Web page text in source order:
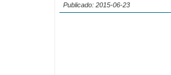
Publicado: 2015-06-23